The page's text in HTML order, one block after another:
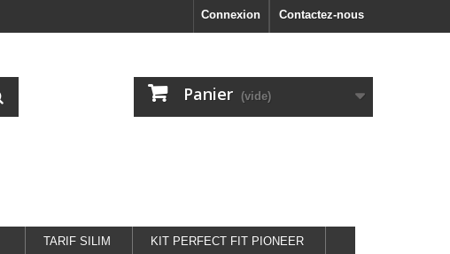
Contactez-nous
Connexion
Panier (vide)
TARIF SILIM KIT PERFECT FIT PIONEER